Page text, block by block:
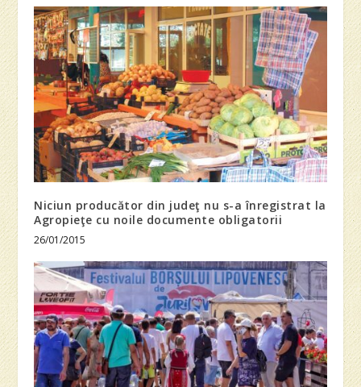
Niciun producător din judeţ nu s-a înregistrat la
Agropieţe cu noile documente obligatorii
26/01/2015